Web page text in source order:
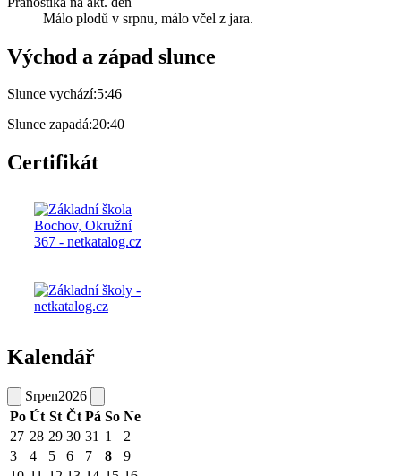
Málo plodů v srpnu, málo včel z jara.
Východ a západ slunce
Slunce vychází:5:46
Slunce zapadá:20:40
Certifikát
Kalendář
Srpen2026
Po Út St Čt Pá So Ne
27 28 29 30 31 1
2
3
4 5 6 7 8
9